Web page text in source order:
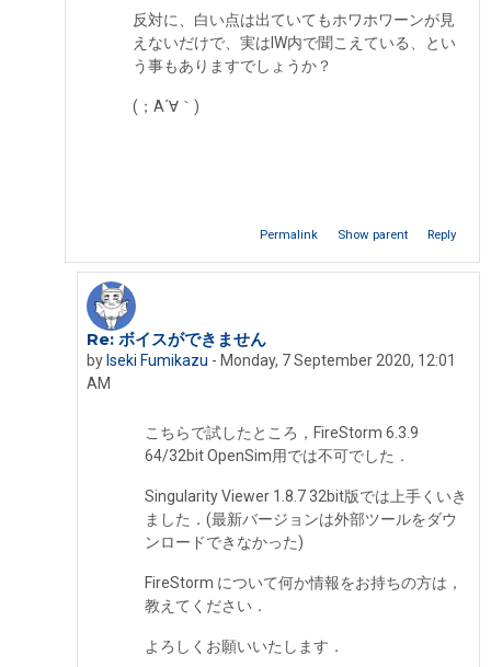
反対に、白い点は出ていてもホワホワーンが見
えないだけで、実はIW内で聞こえている、とい
う事もありますでしょうか？
(；A´∀｀)
Permalink Show parent Reply
In reply to Destiny ikim
Re: ボイスができません
by Iseki Fumikazu - Monday, 7 September 2020, 12:01
AM
こちらで試したところ，FireStorm 6.3.9
64/32bit OpenSim用では不可でした．
Singularity Viewer 1.8.7 32bit版では上手くいき
ました．(最新バージョンは外部ツールをダウ
ンロードできなかった)
FireStorm について何か情報をお持ちの方は，
教えてください．
よろしくお願いいたします．